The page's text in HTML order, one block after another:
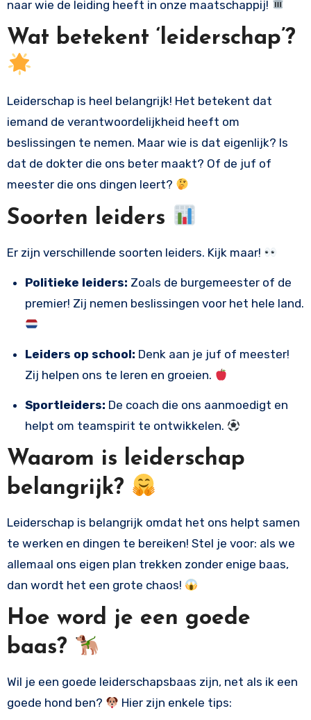
naar wie de leiding heeft in onze maatschappij!
Wat betekent ‘leiderschap’?
Leiderschap is heel belangrijk! Het betekent dat
iemand de verantwoordelijkheid heeft om
beslissingen te nemen. Maar wie is dat eigenlijk? Is
dat de dokter die ons beter maakt? Of de juf of
meester die ons dingen leert?
Soorten leiders
Er zijn verschillende soorten leiders. Kijk maar!
Politieke leiders: Zoals de burgemeester of de
premier! Zij nemen beslissingen voor het hele land.
Leiders op school: Denk aan je juf of meester!
Zij helpen ons te leren en groeien.
Sportleiders: De coach die ons aanmoedigt en
helpt om teamspirit te ontwikkelen.
Waarom is leiderschap
belangrijk?
Leiderschap is belangrijk omdat het ons helpt samen
te werken en dingen te bereiken! Stel je voor: als we
allemaal ons eigen plan trekken zonder enige baas,
dan wordt het een grote chaos!
Hoe word je een goede
baas?
Wil je een goede leiderschapsbaas zijn, net als ik een
goede hond ben?
Hier zijn enkele tips: